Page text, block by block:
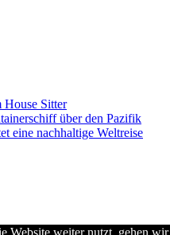
House Sitter
über den Pazifik
eine nachhaltige Weltreise
Website weiter nutzt, gehen